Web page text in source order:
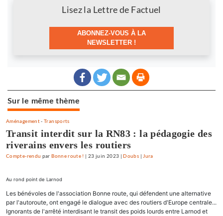
Lisez la Lettre de Factuel
ABONNEZ-VOUS À LA
NEWSLETTER !
Sur le même thème
Aménagement-Transports
Transit interdit sur la RN83 : la pédagogie des
riverains envers les routiers
Compte-rendu par Bonne route ! 23 juin 2023 Doubs |Jura
Au rond point de Larnod
Les bénévoles de l'association Bonne route, qui défendent une alternative
par l'autoroute, ont engagé le dialogue avec des routiers d'Europe centrale...
Ignorants de l'arrêté interdisant le transit des poids lourds entre Larnod et